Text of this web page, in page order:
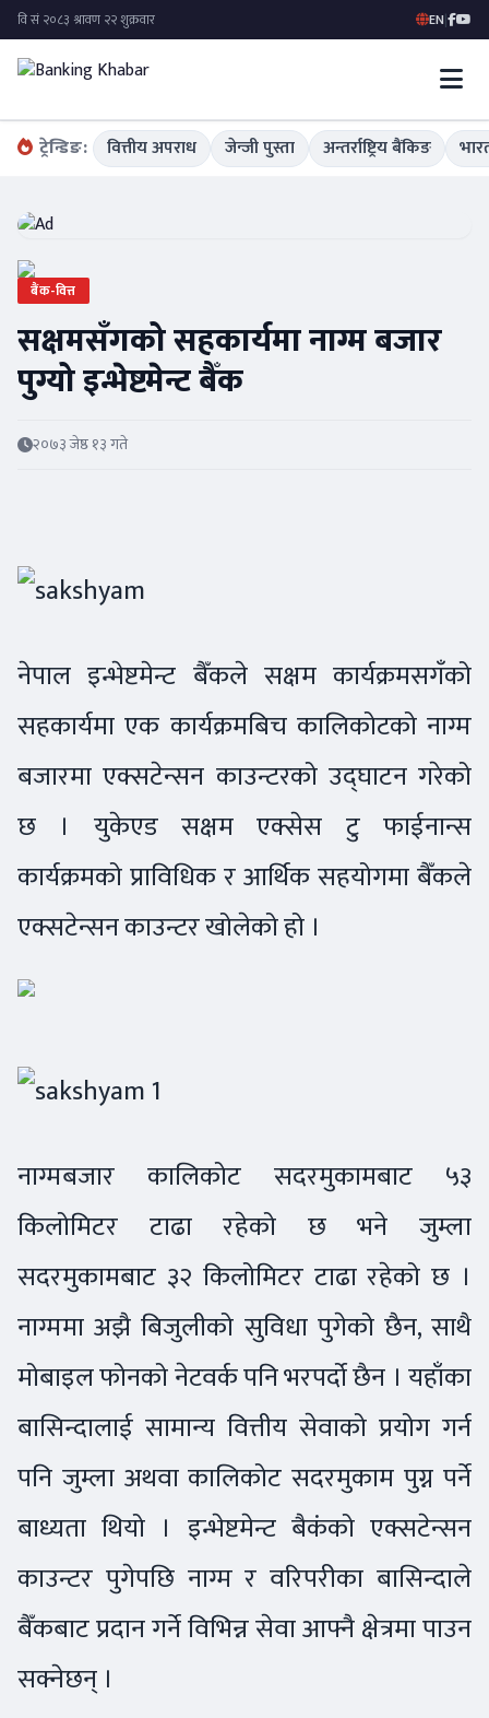
EN|
ट्रेन्डिङ: वित्तीय अपराध जेन्जी पुस्ता अन्तर्राष्ट्रिय बैंकिङ
बैंक-वित्त
सक्षमसँगको सहकार्यमा नाग्म बजार
पुग्यो इन्भेष्टमेन्ट बैँक
२०७३ जेष्ठ १३ गते
नेपाल इन्भेष्टमेन्ट बैँकले सक्षम कार्यक्रमसगँको
सहकार्यमा एक कार्यक्रमबिच कालिकोटको नाग्म
बजारमा एक्सटेन्सन काउन्टरको उद्घाटन गरेको
छ । युकेएड सक्षम एक्सेस टु फाईनान्स
कार्यक्रमको प्राविधिक र आर्थिक सहयोगमा बैँकले
एक्सटेन्सन काउन्टर खोलेको हो ।
नाग्मबजार कालिकोट सदरमुकामबाट ५३
किलोमिटर टाढा रहेको छ भने जुम्ला
सदरमुकामबाट ३२ किलोमिटर टाढा रहेको छ ।
नाग्ममा अझै बिजुलीको सुविधा पुगेको छैन, साथै
मोबाइल फोनको नेटवर्क पनि भरपर्दो छैन । यहाँका
बासिन्दालाई सामान्य वित्तीय सेवाको प्रयोग गर्न
पनि जुम्ला अथवा कालिकोट सदरमुकाम पुग्न पर्ने
बाध्यता थियो । इन्भेष्टमेन्ट बैकंको एक्सटेन्सन
काउन्टर पुगेपछि नाग्म र वरिपरीका बासिन्दाले
बैँकबाट प्रदान गर्ने विभिन्न सेवा आफ्नै क्षेत्रमा पाउन
सक्नेछन् ।